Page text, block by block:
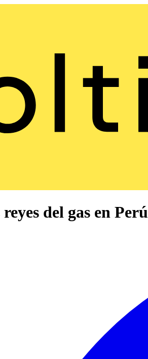
del gas en Perú